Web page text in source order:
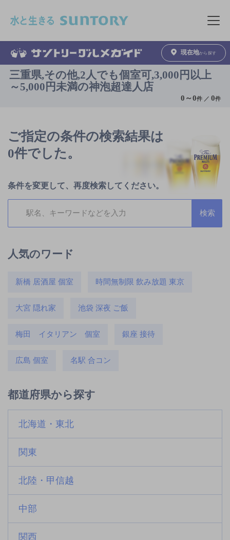
メニュ
現在地から探す
三重県,その他,2人でも個室可,3,000円以上
～5,000円未満の神泡超達人店
0 ～0件 ／0件
ご指定の条件の検索結果は
0件でした。
条件を変更して、再度検索してください。
人気のワード
新橋 居酒屋 個室 時間無制限 飲み放題 東京
大宮 隠れ家 池袋 深夜 ご飯
梅田 イタリアン 個室 銀座 接待
広島 個室 名駅 合コン
都道府県から探す
北海道・東北
関東
北陸・甲信越
中部
関西